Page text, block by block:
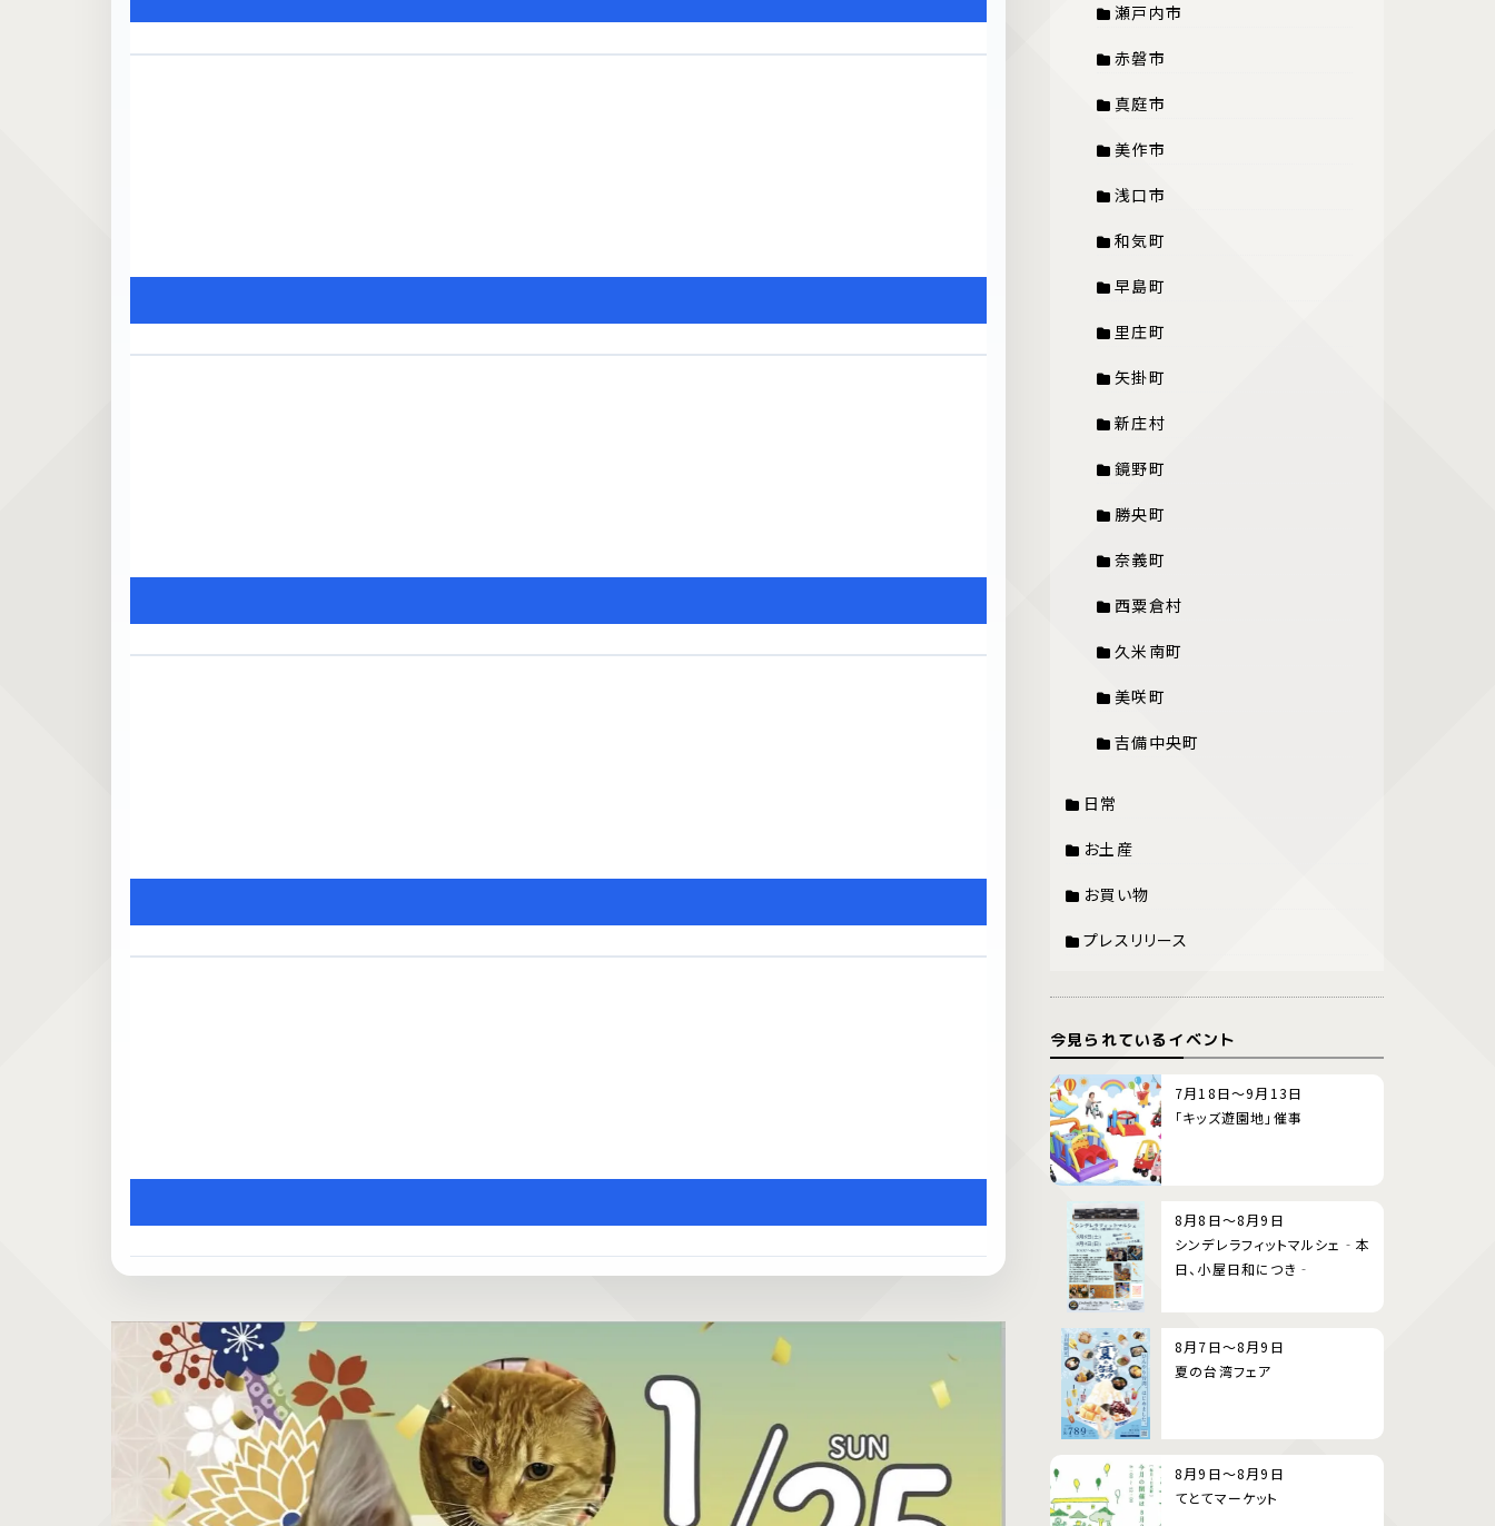
瀬戸内市
赤磐市
真庭市
美作市
浅口市
和気町
早島町
里庄町
矢掛町
新庄村
鏡野町
勝央町
奈義町
西粟倉村
久米南町
美咲町
吉備中央町
日常
お土産
お買い物
プレスリリース
今見られているイベント
7月18日～9月13日
「キッズ遊園地」催事
8月8日～8月9日
シンデレラフィットマルシェ‐本
日、小屋日和につき‐
8月7日～8月9日
夏の台湾フェア
8月9日～8月9日
てとてマーケット